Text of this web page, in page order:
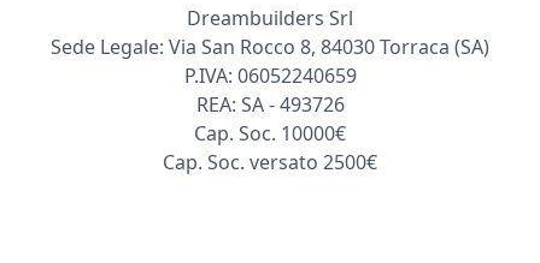
Dreambuilders Srl
Sede Legale: Via San Rocco 8, 84030 Torraca (SA)
P.IVA: 06052240659
REA: SA - 493726
Cap. Soc. 10000€
Cap. Soc. versato 2500€